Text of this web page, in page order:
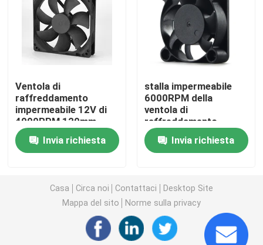
Motore senza spazzola di CC
Fan di flusso trasversale di CC
Ventola di raffreddamento a risparmio energetico
Ventola di raffreddamento impermeabile
Ventola di raffreddamento del server
3D stampante Cooling Fan
Ventola di
raffreddamento
impermeabile 12V di
4000RPM 120mm
pratica per il
computerInvia richiesta
stalla impermeabile
6000RPM della
ventola di
raffreddamento
40x40x10MM di CC di
5V 12V 24VInvia richiesta
Casa Circa noi Contattaci
Desktop Site
Mappa del sito
Norme sulla privacy